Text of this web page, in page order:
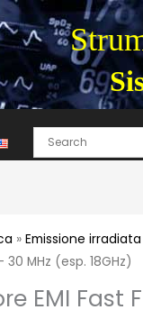
» Emissione irradiata
30 MHz (esp. 18GHz)
EMI Fast